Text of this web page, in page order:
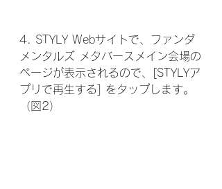
4. STYLY Webサイトで、ファンダ
メンタルズ メタバースメイン会場の
ページが表示されるので、[STYLYア
プリで再生する] をタップします。
（図2）